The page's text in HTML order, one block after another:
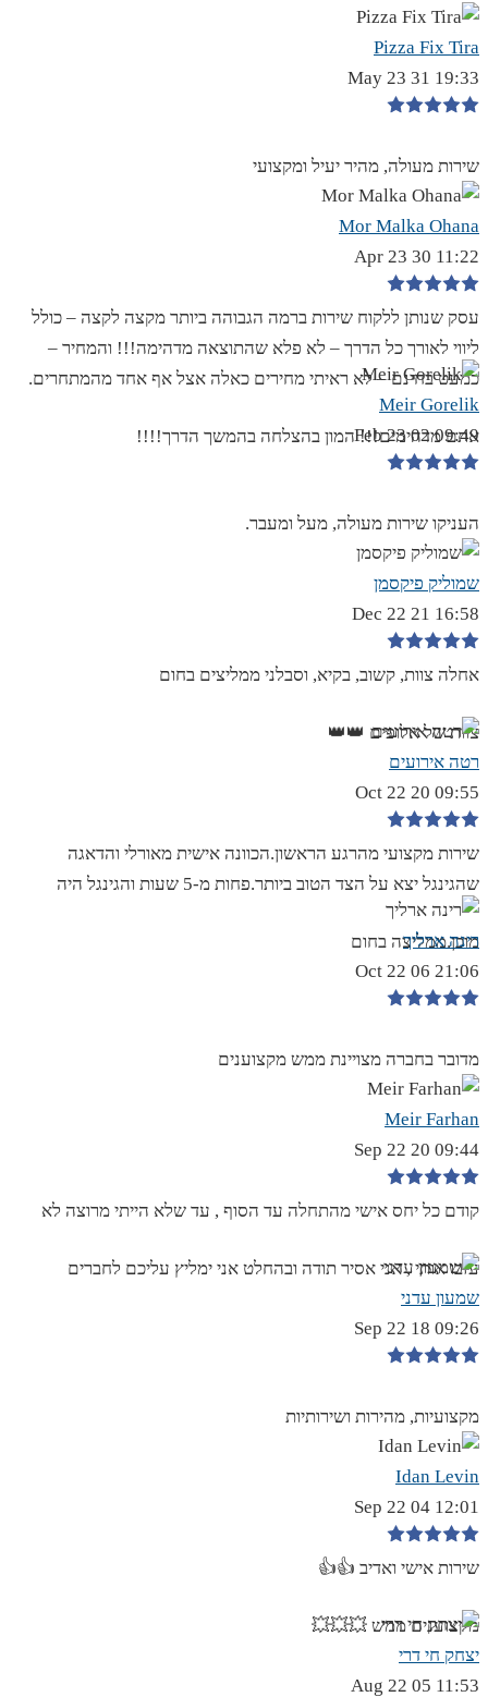
Pizza Fix Tira
19:33 31 May 23
שירות מעולה, מהיר יעיל ומקצועי
Mor Malka Ohana
11:22 30 Apr 23
עסק שנותן ללקוח שירות ברמה הגבוהה ביותר מקצה לקצה – כולל
ליווי לאורך כל הדרך – לא פלא שהתוצאה מדהימה!!! והמחיר –
כמעט בחינם – לא ראיתי מחירים כאלה אצל אף אחד מהמתחרים.
אתם מדהימים!!! המון בהצלחה בהמשך הדרך!!!!
Meir Gorelik
09:49 02 Feb 23
העניקו שירות מעולה, מעל ומעבר.
שמוליק פיקסמן
16:58 21 Dec 22
אחלה צוות, קשוב, בקיא, וסבלני ממליצים בחום
צוות של אלופים 👑👑
רטה אירועים
09:55 20 Oct 22
שירות מקצועי מהרגע הראשון.הכוונה אישית מאורלי והדאגה
שהגינגל יצא על הצד הטוב ביותר.פחות מ-5 שעות והגינגל היה
מוכן.ממליצה בחום
רינה ארליך
21:06 06 Oct 22
מדובר בחברה מצויינת ממש מקצוענים
Meir Farhan
09:44 20 Sep 22
קודם כל יחס אישי מהתחלה עד הסוף , עד שלא הייתי מרוצה לא
עזבו אותי , אני אסיר תודה ובהחלט אני ימליץ עליכם לחברים
שמעון עדני
09:26 18 Sep 22
מקצועיות, מהירות ושירותיות
Idan Levin
12:01 04 Sep 22
שירות אישי ואדיב 👍👍
מקצוענים ממש 💥💥💥
יצחק חי דרי
11:53 05 Aug 22